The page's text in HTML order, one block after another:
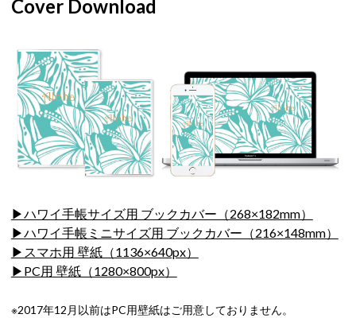
Cover Download
▶ハワイ手帳サイズ用 ブックカバー（268×182mm）
▶ハワイ手帳ミニサイズ用 ブックカバー（216×148mm）
▶スマホ用 壁紙（1136×640px）
▶PC用 壁紙（1280×800px）
※2017年12月以前はPC用壁紙はご用意しておりません。